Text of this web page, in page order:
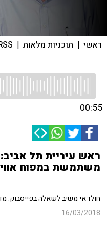
ראשי | תוכניות מלאות |
00:55
ראש עיריית תל אביב:
משתמשת במפוח
חולדאי משיב לשאלה בפייסבוק:
16/03/2018